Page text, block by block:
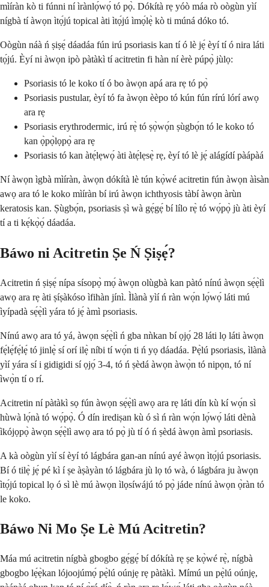
mìíràn kò ti fúnni ní ìrànlọ́wọ́ tó pọ̀. Dókítà rẹ yóò máa rò oògùn yìí
nígbà tí àwọn ìtọ́jú topical àti ìtọ́jú ìmọ́lẹ̀ kò ti múná dóko tó.
Oògùn náà ń ṣiṣẹ́ dáadáa fún irú psoriasis kan tí ó lè jẹ́ èyí tí ó nira láti
tọ́jú. Èyí ni àwọn ipò pàtàkì tí acitretin fi hàn ní èrè púpọ̀ jùlọ:
Psoriasis tó le koko tí ó bo àwọn apá ara rẹ tó pọ̀
Psoriasis pustular, èyí tó fa àwọn èèpo tó kún fún rírú lórí awọ
ara rẹ
Psoriasis erythrodermic, irú rẹ̀ tó ṣọ̀wọ́n ṣùgbọ́n tó le koko tó
kan ọ̀pọ̀lọpọ̀ ara rẹ
Psoriasis tó kan àtẹ́lẹwọ́ àti àtẹ́lẹsẹ̀ rẹ, èyí tó lè jẹ́ alágídí pàápàá
Ní àwọn ìgbà mìíràn, àwọn dókítà lè tún kọ̀wé acitretin fún àwọn àìsàn
awọ ara tó le koko mìíràn bí irú àwọn ichthyosis tàbí àwọn àrùn
keratosis kan. Ṣùgbọ́n, psoriasis ṣì wà gẹ́gẹ́ bí lílo rẹ̀ tó wọ́pọ̀ jù àti èyí
tí a ti kẹ́kọ̀ọ́ dáadáa.
Báwo ni Acitretin Ṣe Ń Ṣiṣẹ́?
Acitretin ń ṣiṣẹ́ nípa sísopọ̀ mọ́ àwọn olùgbà kan pàtó nínú àwọn sẹ́ẹ̀lì
awọ ara rẹ àti ṣíṣàkóso ìfihàn jínì. Ìlànà yìí ń ràn wọ́n lọ́wọ́ láti mú
ìyípadà sẹ́ẹ̀lì yára tó jẹ́ àmì psoriasis.
Nínú awọ ara tó yá, àwọn sẹ́ẹ̀lì ń gba nǹkan bí ọjọ́ 28 láti lọ láti àwọn
fẹ́lẹ́fẹ́lẹ́ tó jinlẹ̀ sí orí ilẹ̀ níbi tí wọ́n ti ń yọ dáadáa. Pẹ̀lú psoriasis, ìlànà
yìí yára sí i gidigidi sí ọjọ́ 3-4, tó ń ṣèdá àwọn àwọ̀n tó nipọn, tó ní
ìwọ̀n tí o rí.
Acitretin ní pàtàkì sọ fún àwọn sẹ́ẹ̀lì awọ ara rẹ láti dín kù kí wọ́n sì
hùwà lọ́nà tó wọ́pọ̀. Ó dín irediṣan kù ó sì ń ràn wọ́n lọ́wọ́ láti dènà
ìkójọpọ̀ àwọn sẹ́ẹ̀lì awọ ara tó pọ̀ jù tí ó ń ṣèdá àwọn àmì psoriasis.
A kà oògùn yìí sí èyí tó lágbára gan-an nínú ayé àwọn ìtọ́jú psoriasis.
Bí ó tilẹ̀ jẹ́ pé kì í ṣe àṣàyàn tó lágbára jù lọ tó wà, ó lágbára ju àwọn
ìtọ́jú topical lọ ó sì lè mú àwọn ìlọsíwájú tó pọ̀ jáde nínú àwọn ọ̀ràn tó
le koko.
Báwo Ni Mo Ṣe Lè Mú Acitretin?
Máa mú acitretin nígbà gbogbo gẹ́gẹ́ bí dókítà rẹ ṣe kọ̀wé rẹ̀, nígbà
gbogbo lẹ́ẹ̀kan lójoojúmọ́ pẹ̀lú oúnjẹ rẹ pàtàkì. Mímú un pẹ̀lú oúnjẹ,